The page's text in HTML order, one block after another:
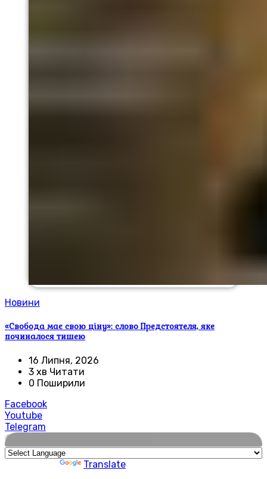
Новини
«Свобода має свою ціну»: слово Предстоятеля, яке
починалося тишею
16 Липня, 2026
3 хв Читати
0 Поширили
Facebook
Youtube
Telegram
🌍
Translate